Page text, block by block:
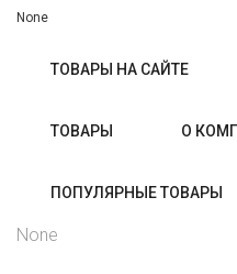
None
ТОВАРЫ НА САЙТЕ
ТОВАРЫ О
ПОПУЛЯРНЫЕ ТОВАРЫ
None